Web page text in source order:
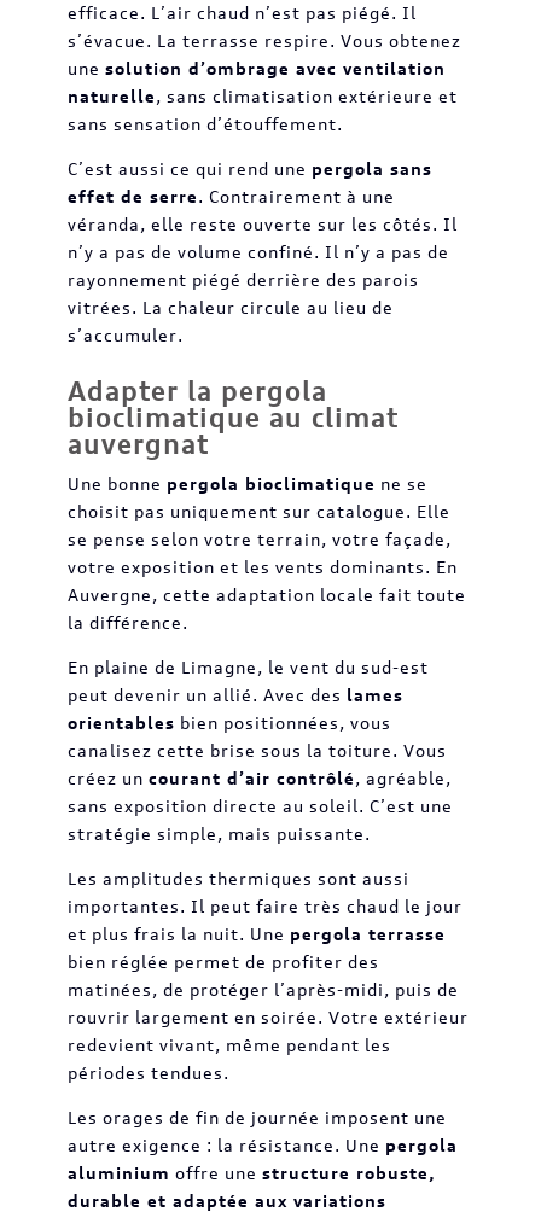
efficace. L’air chaud n’est pas piégé. Il
s’évacue. La terrasse respire. Vous obtenez
une solution d’ombrage avec ventilation
naturelle, sans climatisation extérieure et
sans sensation d’étouffement.
C’est aussi ce qui rend une pergola sans
effet de serre. Contrairement à une
véranda, elle reste ouverte sur les côtés. Il
n’y a pas de volume confiné. Il n’y a pas de
rayonnement piégé derrière des parois
vitrées. La chaleur circule au lieu de
s’accumuler.
Adapter la pergola
bioclimatique au climat
auvergnat
Une bonne pergola bioclimatique ne se
choisit pas uniquement sur catalogue. Elle
se pense selon votre terrain, votre façade,
votre exposition et les vents dominants. En
Auvergne, cette adaptation locale fait toute
la différence.
En plaine de Limagne, le vent du sud-est
peut devenir un allié. Avec des lames
orientables bien positionnées, vous
canalisez cette brise sous la toiture. Vous
créez un courant d’air contrôlé, agréable,
sans exposition directe au soleil. C’est une
stratégie simple, mais puissante.
Les amplitudes thermiques sont aussi
importantes. Il peut faire très chaud le jour
et plus frais la nuit. Une pergola terrasse
bien réglée permet de profiter des
matinées, de protéger l’après-midi, puis de
rouvrir largement en soirée. Votre extérieur
redevient vivant, même pendant les
périodes tendues.
Les orages de fin de journée imposent une
autre exigence : la résistance. Une pergola
aluminium offre une structure robuste,
durable et adaptée aux variations